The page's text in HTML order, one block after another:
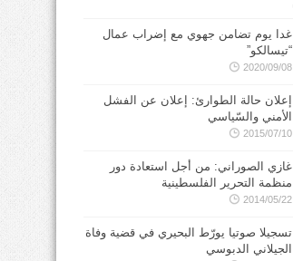
غدا يوم تضامن جهوي مع إضراب عمال
“تيسالكو”
2020/09/08
إعلان حالة الطوارئ: إعلان عن الفشل
الأمني والسّياسي
2015/07/10
غازي الصوراني: من أجل استعادة دور
منظمة التحرير الفلسطينية
2014/05/22
تسجيلا صوتيا يورّط البحيري في قضية وفاة
الجيلاني الدبوسي